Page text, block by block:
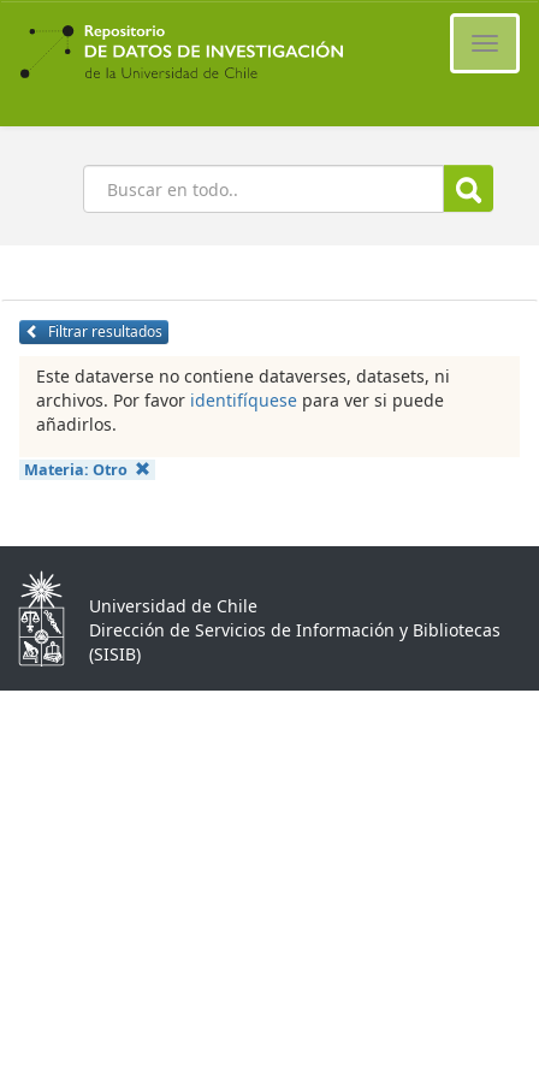
Ir
contenido
principal
Buscar
Filtrar resultados
Este dataverse no contiene dataverses, datasets, ni
archivos. Por favor identifíquese para ver si puede
añadirlos.
Materia: Otro
Universidad de Chile
Dirección de Servicios de Información y Bibliotecas
(SISIB)